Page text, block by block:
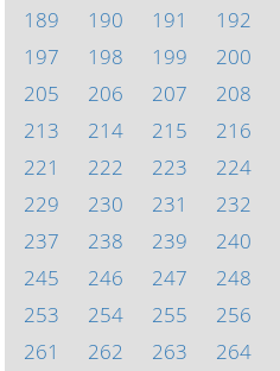
189
190 191 192
197
198 199 200
205
206 207 208
213
214 215 216
221
222 223 224
229
230 231 232
237
238 239 240
245
246 247 248
253
254 255 256
261
262 263 264